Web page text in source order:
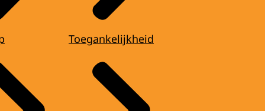
Toegankelijkheid